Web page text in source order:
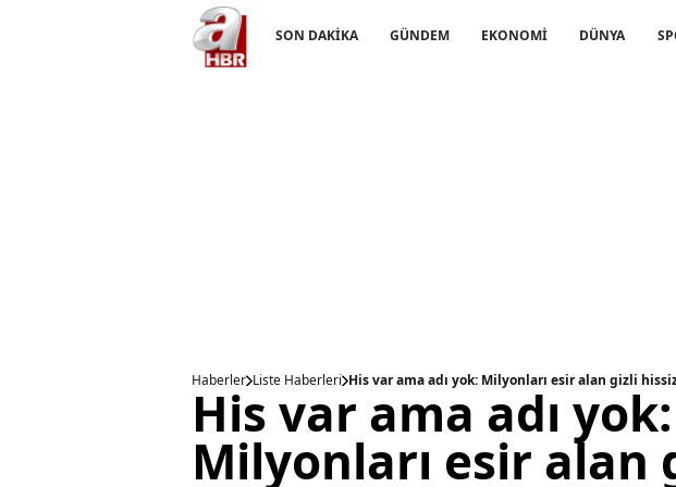
SON DAKİKA GÜNDEM EKONOMİ DÜNYA
Haberler Liste Haberleri His var ama adı yok: Milyonları esir alan gizli
His var ama adı yok:
Milyonları esir alan